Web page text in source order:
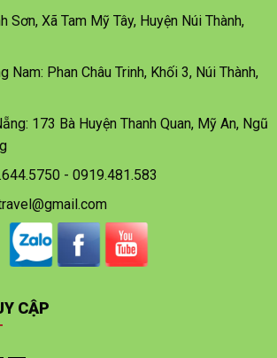
Sơn, Xã Tam Mỹ Tây, Huyện Núi Thành,
Nam: Phan Châu Trinh, Khối 3, Núi Thành,
173 Bà Huyện Thanh Quan, Mỹ An, Ngũ
- 0919.481.583
CẬP